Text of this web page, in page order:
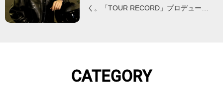
く。「TOUR RECORD」プロデュー…
CATEGORY